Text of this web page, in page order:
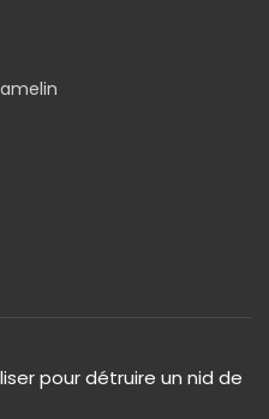
pour détruire un nid de